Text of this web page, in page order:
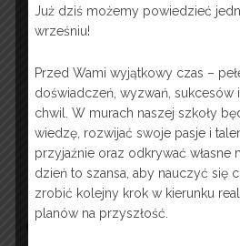
Post navigation
← Konkurs Pierwszej Pomocy
Razem Dla Środowiska,
Już dziś możemy powiedzieć
wrześniu!
Przed Wami wyjątkowy czas –
doświadczeń, wyzwań, sukcesów
chwil. W murach naszej szkoły
wiedzę, rozwijać swoje pasje i
przyjaźnie oraz odkrywać własne
dzień to szansa, aby nauczyć się
zrobić kolejny krok w kierunku
planów na przyszłość.